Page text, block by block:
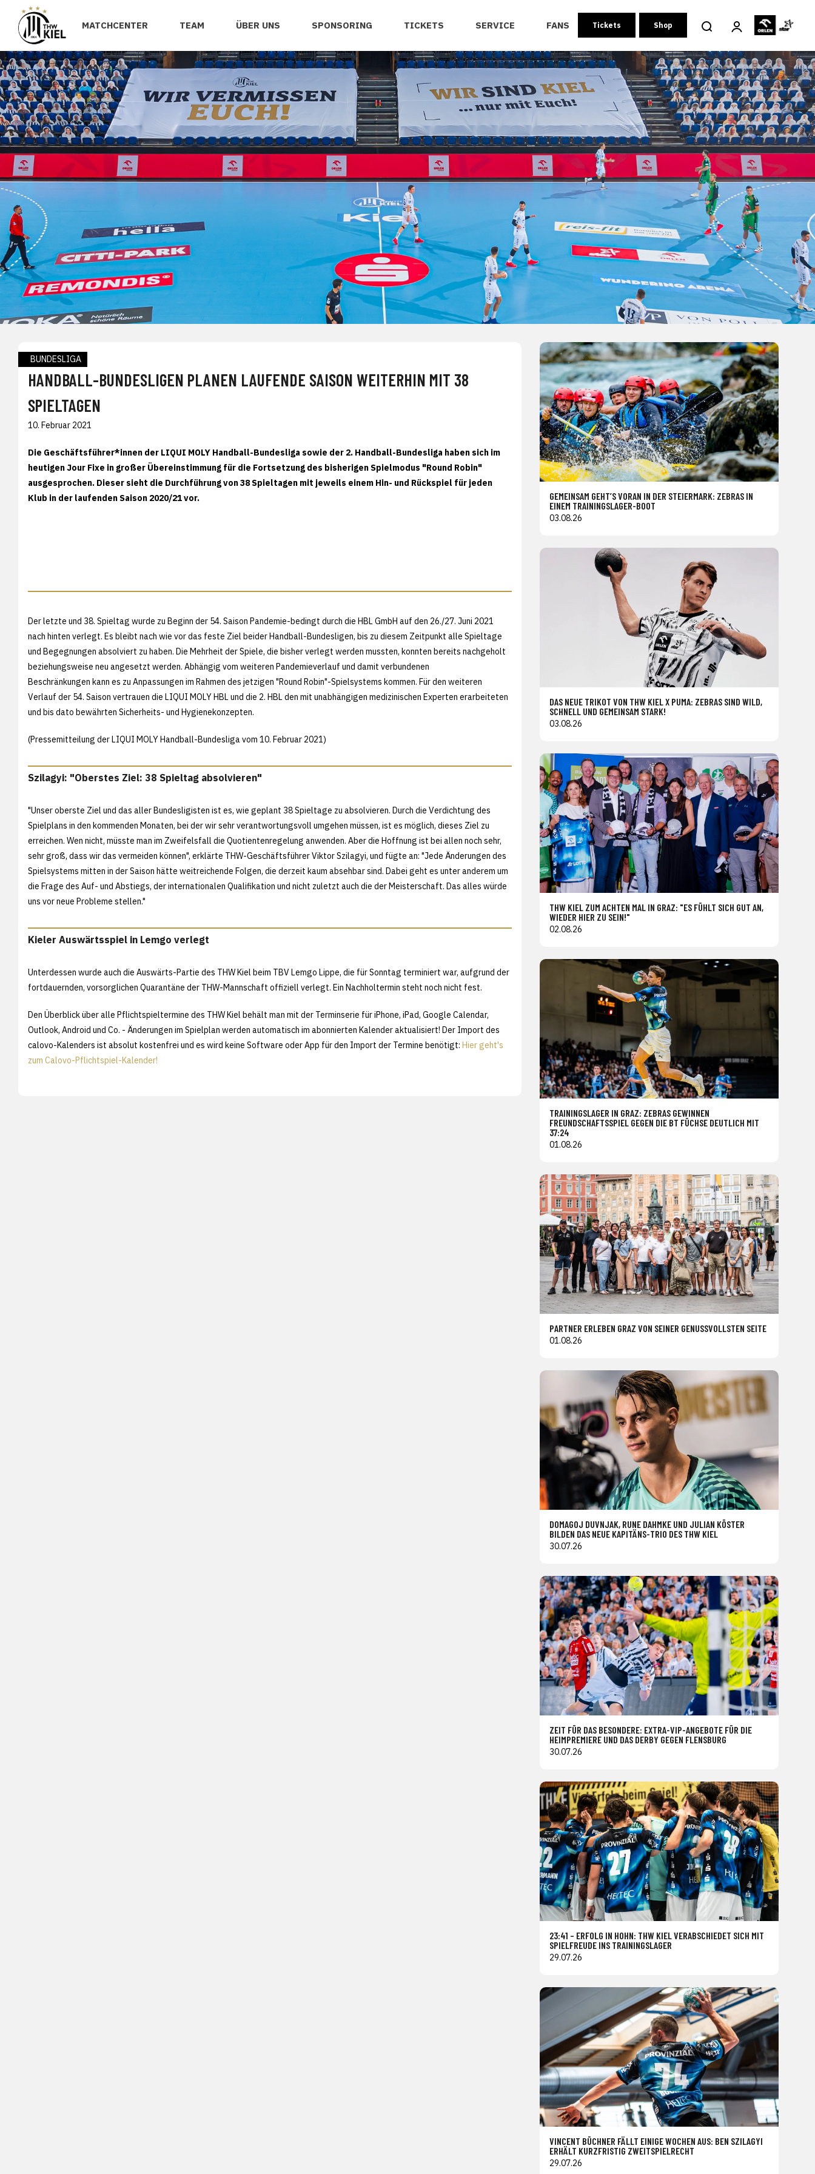
MATCHCENTER TEAM ÜBER UNS SPONSORING TICKETS SERVICE FANS Tickets Shop
BUNDESLIGA
HANDBALL-BUNDESLIGEN PLANEN LAUFENDE SAISON WEITERHIN MIT 38
SPIELTAGEN
10. Februar 2021
Die Geschäftsführer*innen der LIQUI MOLY Handball-Bundesliga sowie der 2. Handball-Bundesliga haben sich im
heutigen Jour Fixe in großer Übereinstimmung für die Fortsetzung des bisherigen Spielmodus "Round Robin"
ausgesprochen. Dieser sieht die Durchführung von 38 Spieltagen mit jeweils einem Hin- und Rückspiel für jeden
Klub in der laufenden Saison 2020/21 vor.
Der letzte und 38. Spieltag wurde zu Beginn der 54. Saison Pandemie-bedingt durch die HBL GmbH auf den 26./27. Juni 2021
nach hinten verlegt. Es bleibt nach wie vor das feste Ziel beider Handball-Bundesligen, bis zu diesem Zeitpunkt alle Spieltage
und Begegnungen absolviert zu haben. Die Mehrheit der Spiele, die bisher verlegt werden mussten, konnten bereits nachgeholt
beziehungsweise neu angesetzt werden. Abhängig vom weiteren Pandemieverlauf und damit verbundenen
Beschränkungen kann es zu Anpassungen im Rahmen des jetzigen "Round Robin"-Spielsystems kommen. Für den weiteren
Verlauf der 54. Saison vertrauen die LIQUI MOLY HBL und die 2. HBL den mit unabhängigen medizinischen Experten erarbeiteten
und bis dato bewährten Sicherheits- und Hygienekonzepten.
(Pressemitteilung der LIQUI MOLY Handball-Bundesliga vom 10. Februar 2021)
Szilagyi: "Oberstes Ziel: 38 Spieltag absolvieren"
"Unser oberste Ziel und das aller Bundesligisten ist es, wie geplant 38 Spieltage zu absolvieren. Durch die Verdichtung des
Spielplans in den kommenden Monaten, bei der wir sehr verantwortungsvoll umgehen müssen, ist es möglich, dieses Ziel zu
erreichen. Wen nicht, müsste man im Zweifelsfall die Quotientenregelung anwenden. Aber die Hoffnung ist bei allen noch sehr,
sehr groß, dass wir das vermeiden können", erklärte THW-Geschäftsführer Viktor Szilagyi, und fügte an: "Jede Änderungen des
Spielsystems mitten in der Saison hätte weitreichende Folgen, die derzeit kaum absehbar sind. Dabei geht es unter anderem um
die Frage des Auf- und Abstiegs, der internationalen Qualifikation und nicht zuletzt auch die der Meisterschaft. Das alles würde
uns vor neue Probleme stellen."
Kieler Auswärtsspiel in Lemgo verlegt
Unterdessen wurde auch die Auswärts-Partie des THW Kiel beim TBV Lemgo Lippe, die für Sonntag terminiert war, aufgrund der
fortdauernden, vorsorglichen Quarantäne der THW-Mannschaft offiziell verlegt. Ein Nachholtermin steht noch nicht fest.
Den Überblick über alle Pflichtspieltermine des THW Kiel behält man mit der Terminserie für iPhone, iPad, Google Calendar,
Outlook, Android und Co. - Änderungen im Spielplan werden automatisch im abonnierten Kalender aktualisiert! Der Import des
calovo-Kalenders ist absolut kostenfrei und es wird keine Software oder App für den Import der Termine benötigt: Hier geht's
zum Calovo-Pflichtspiel-Kalender!
GEMEINSAM GEHT’S VORAN IN DER STEIERMARK: ZEBRAS IN
EINEM TRAININGSLAGER-BOOT
03.08.26
DAS NEUE TRIKOT VON THW KIEL X PUMA: ZEBRAS SIND WILD,
SCHNELL UND GEMEINSAM STARK!
03.08.26
THW KIEL ZUM ACHTEN MAL IN GRAZ: "ES FÜHLT SICH GUT AN,
WIEDER HIER ZU SEIN!"
02.08.26
TRAININGSLAGER IN GRAZ: ZEBRAS GEWINNEN
FREUNDSCHAFTSSPIEL GEGEN DIE BT FÜCHSE DEUTLICH MIT
37:24
01.08.26
PARTNER ERLEBEN GRAZ VON SEINER GENUSSVOLLSTEN SEITE
01.08.26
DOMAGOJ DUVNJAK, RUNE DAHMKE UND JULIAN KÖSTER
BILDEN DAS NEUE KAPITÄNS-TRIO DES THW KIEL
30.07.26
ZEIT FÜR DAS BESONDERE: EXTRA-VIP-ANGEBOTE FÜR DIE
HEIMPREMIERE UND DAS DERBY GEGEN FLENSBURG
30.07.26
23:41 – ERFOLG IN HOHN: THW KIEL VERABSCHIEDET SICH MIT
SPIELFREUDE INS TRAININGSLAGER
29.07.26
VINCENT BÜCHNER FÄLLT EINIGE WOCHEN AUS: BEN SZILAGYI
ERHÄLT KURZFRISTIG ZWEITSPIELRECHT
29.07.26